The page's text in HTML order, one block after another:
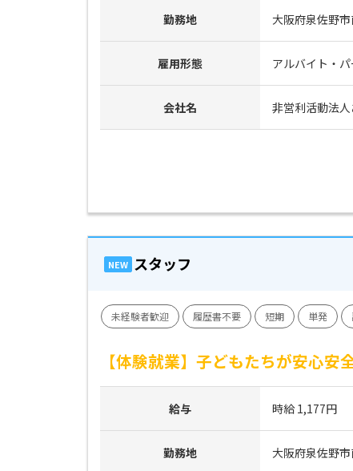
勤務地 大阪府泉佐野
雇用形態 アルバイト・パ
会社名 非営利活動法
NEW スタッフ
未経験者歓迎 履歴書不要 短期 単発
【体験就業】子どもたちが安心
給与 時給 1,177円
勤務地 大阪府泉佐野